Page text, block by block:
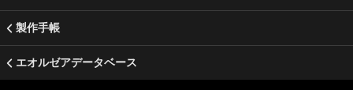
製作手帳
エオルゼアデータベース